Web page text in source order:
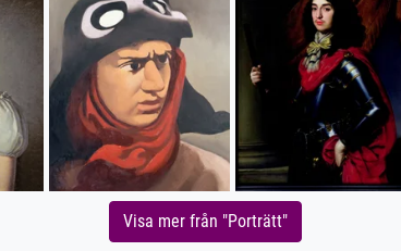
Visa mer från "Porträtt"